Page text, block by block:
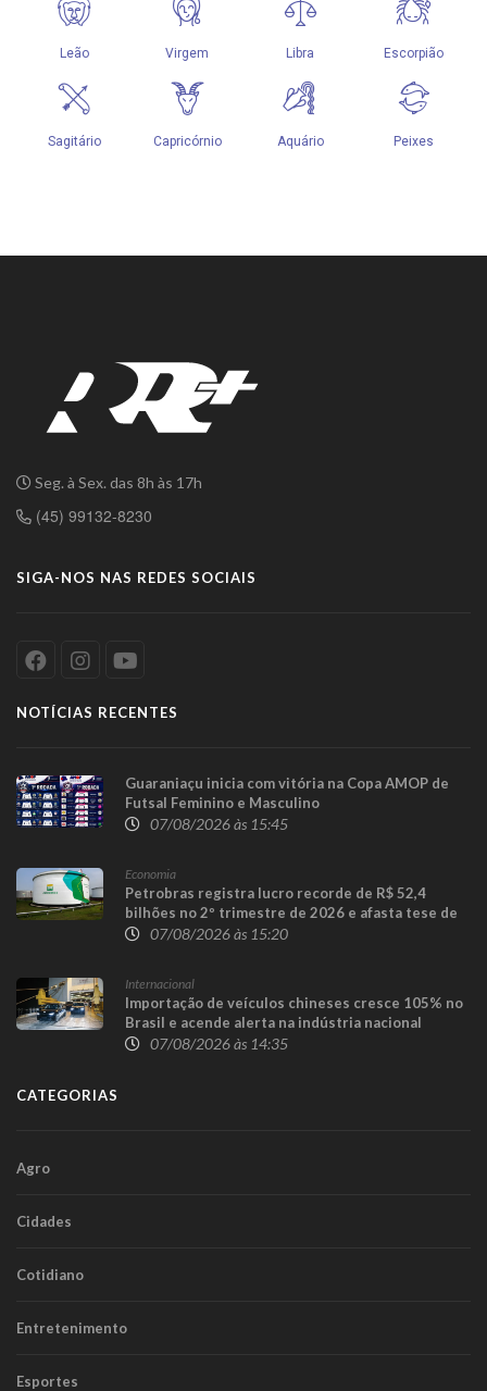
Seg. à Sex. das 8h às 17h
(45) 99132-8230
SIGA-NOS NAS REDES SOCIAIS
NOTÍCIAS RECENTES
Guaraniaçu inicia com vitória na Copa AMOP de
Futsal Feminino e Masculino
07/08/2026 às 15:45
Economia
Petrobras registra lucro recorde de R$ 52,4
bilhões no 2º trimestre de 2026 e afasta tese de
defasagem nos combustíveis
07/08/2026 às 15:20
Internacional
Importação de veículos chineses cresce 105% no
Brasil e acende alerta na indústria nacional
07/08/2026 às 14:35
CATEGORIAS
Agro
Cidades
Cotidiano
Entretenimento
Esportes